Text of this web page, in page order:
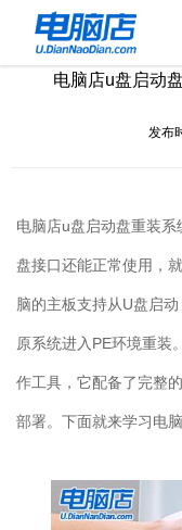
电脑店u盘启动
发布
电脑店u盘启动盘重装
盘接口还能正常使用，
脑的主板支持从U盘启
原系统进入 PE环境重装
作工具，它配备了完整的
部署。下面就来学习电